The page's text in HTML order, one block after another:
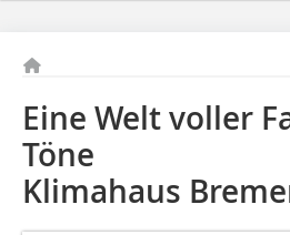
Eine Welt voller
Töne
Klimahaus